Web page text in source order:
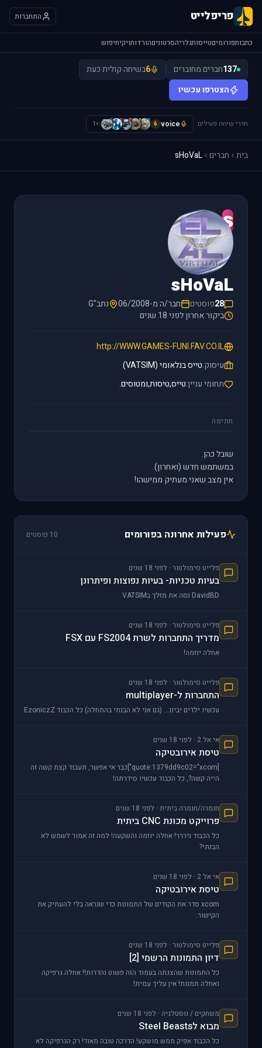
פריפלייט התחברות
כתבותפורומיםטייסותגלריהסרטוניםהורדותויקיחיפוש
137חברים מחוברים 6בשיחה קולית כעת
הצטרפו עכשיו
חדרי שיחה פעילים: voice
6
H
I
L
L
S
+1
בית חברים sHoVaL
s
sHoVaL
28פוסטים חבר/ה מ-06/2008
נתב"G
ביקור אחרון לפני 18 שנים
http://WWW.GAMES-FUNI.FAV.CO.IL
עיסוק:טייס בנלאומי (VATSIMׂ)
תחומי עניין:טייס,טיסות,ומטוסים.
חתימה
שובל כהן.
במשתמש חדש (ואחרון).
אין מצב שאני מעתיק ממישהו!
פעילות אחרונה בפורומים 10 פוסטים
פלייט סימולטור · לפני 18 שנים
בעיות טכניות- בעיות נפוצות ופיתרונן
DavidBD נסה את מזלך בVATSIM
פלייט סימולטור · לפני 18 שנים
מדריך התחברות לשרת FS2004 עם FSX
אחלה יוזמה!
פלייט סימולטור · לפני 18 שנים
התחברות ל-multiplayer
עכשיו ילדים יבינו... (גם אני לא הבנתי בהתחלה) כל הכבוד EzoniczZ
אי אל 2 · לפני 18 שנים
טיסת אירובטיקה
[quote:1379dd9c02="xcom"]כבר אי אפשר, תעבוד קצת קשה זה
הייה קשה?, כל הכבוד עכשיו סידרתה!
חומרה/חומרה ביתית · לפני 18 שנים
פרוייקט מכונת CNC ביתית
כל הכבוד ניררר! אחלה יוזמה והשקעה! למה זה אמור לשמש לא
הבנתי?
אי אל 2 · לפני 18 שנים
טיסת אירובטיקה
xcom סדר את הקודים של התמונות כדי שנראה בלי להעתיק את
הקישור.
פלייט סימולטור · לפני 18 שנים
דיון התמונות הרשמי [2]
כל התמונות שהצגתה בעמוד הזה פשוט נהדרות!! אחלה גרפיקה
ואחלה תמנות! אין עליך עמית!
משחקים / נוסטלגיה · לפני 18 שנים
מבוא לSteel Beasts
כל הכבוד אפיק ממש מושקע! הדרכה טובה מאוד! רק הגרפיקה לא